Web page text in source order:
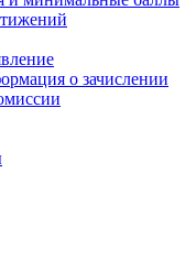
о зачислении